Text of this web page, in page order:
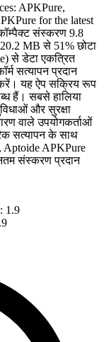
APKPure,
for the latest
संस्करण 9.8
MB से 51% छोटा
से डेटा एकत्रित
सत्यापन प्रदान
यह ऐप सक्रिय रूप
हैं। सबसे हालिया
और सुरक्षा
वाले उपयोगकर्ताओं
सत्यापन के साथ
Aptoide APKPure
संस्करण प्रदान
1.9